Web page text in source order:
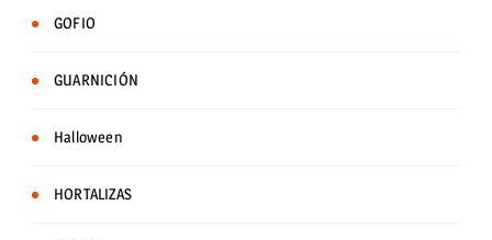
GOFIO
GUARNICIÓN
Halloween
HORTALIZAS